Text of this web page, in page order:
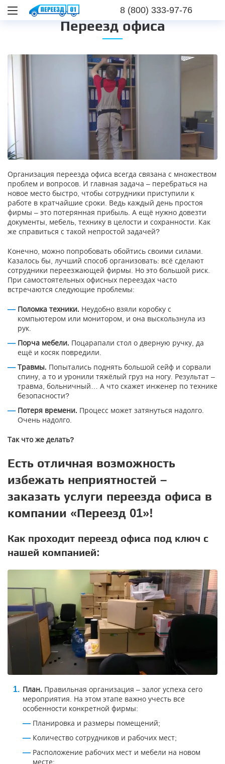
8 (800) 333-97-76
Переезд офиса
Организация переезда офиса всегда связана с множеством
проблем и вопросов. И главная задача – перебраться на
новое место быстро, чтобы сотрудники приступили к
работе в кратчайшие сроки. Ведь каждый день простоя
фирмы – это потерянная прибыль. А ещё нужно довезти
документы, мебель, технику в целости и сохранности. Как
же справиться с такой непростой задачей?
Конечно, можно попробовать обойтись своими силами.
Казалось бы, лучший способ организовать: всё сделают
сотрудники переезжающей фирмы. Но это большой риск.
При самостоятельных офисных переездах часто
встречаются следующие проблемы:
Поломка техники. Неудобно взяли коробку с
компьютером или монитором, и она выскользнула из
рук.
Порча мебели. Поцарапали стол о дверную ручку, да
ещё и косяк повредили.
Травмы. Попытались поднять большой сейф и сорвали
спину, а то и уронили тяжёлый груз на ногу. Результат –
травма, больничный… А что скажет инженер по технике
безопасности?
Потеря времени. Процесс может затянуться надолго.
Очень надолго.
Так что же делать?
Есть отличная возможность
избежать неприятностей –
заказать услуги переезда офиса в
компании «Переезд 01»!
Как проходит переезд офиса под ключ с
нашей компанией:
План. Правильная организация – залог успеха сего
мероприятия. На этом этапе важно учесть все
особенности конкретной фирмы:
Планировка и размеры помещений;
Количество сотрудников и рабочих мест;
Расположение рабочих мест и мебели на новом
месте;